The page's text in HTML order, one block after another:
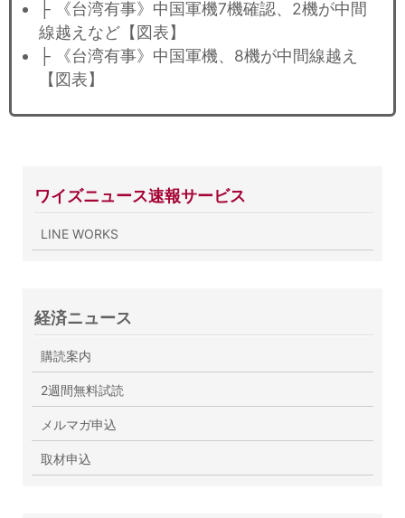
├ 《台湾有事》中国軍機7機確認、2機が中間
線越えなど【図表】
├ 《台湾有事》中国軍機、8機が中間線越え
【図表】
ワイズニュース速報サービス
LINE WORKS
経済ニュース
購読案内
2週間無料試読
メルマガ申込
取材申込